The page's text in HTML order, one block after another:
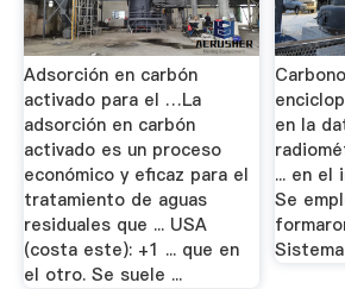
Adsorción en carbón
activado para el …La
adsorción en carbón
activado es un proceso
económico y eficaz para el
tratamiento de aguas
residuales que ... USA
(costa este): +1 ... que en
el otro. Se suele ...
en la
... en el
Se
Sistema